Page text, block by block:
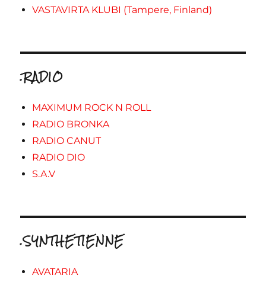
VASTAVIRTA KLUBI (Tampere, Finland)
.RADIO
MAXIMUM ROCK N ROLL
RADIO BRONKA
RADIO CANUT
RADIO DIO
S.A.V
.SYNTHETIENNE
AVATARIA